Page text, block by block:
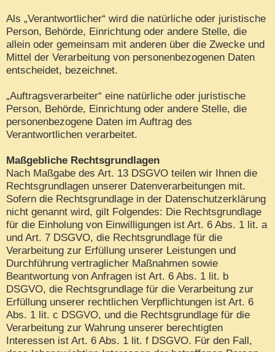
Als „Verantwortlicher“ wird die natürliche oder juristische
Person, Behörde, Einrichtung oder andere Stelle, die
allein oder gemeinsam mit anderen über die Zwecke und
Mittel der Verarbeitung von personenbezogenen Daten
entscheidet, bezeichnet.
„Auftragsverarbeiter“ eine natürliche oder juristische
Person, Behörde, Einrichtung oder andere Stelle, die
personenbezogene Daten im Auftrag des
Verantwortlichen verarbeitet.
Maßgebliche Rechtsgrundlagen
Nach Maßgabe des Art. 13 DSGVO teilen wir Ihnen die
Rechtsgrundlagen unserer Datenverarbeitungen mit.
Sofern die Rechtsgrundlage in der Datenschutzerklärung
nicht genannt wird, gilt Folgendes: Die Rechtsgrundlage
für die Einholung von Einwilligungen ist Art. 6 Abs. 1 lit. a
und Art. 7 DSGVO, die Rechtsgrundlage für die
Verarbeitung zur Erfüllung unserer Leistungen und
Durchführung vertraglicher Maßnahmen sowie
Beantwortung von Anfragen ist Art. 6 Abs. 1 lit. b
DSGVO, die Rechtsgrundlage für die Verarbeitung zur
Erfüllung unserer rechtlichen Verpflichtungen ist Art. 6
Abs. 1 lit. c DSGVO, und die Rechtsgrundlage für die
Verarbeitung zur Wahrung unserer berechtigten
Interessen ist Art. 6 Abs. 1 lit. f DSGVO. Für den Fall,